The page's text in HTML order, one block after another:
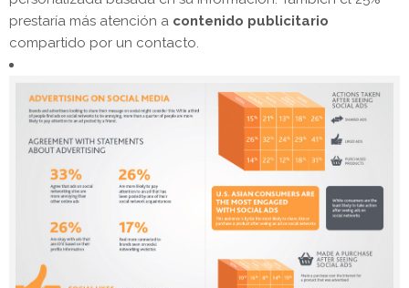
prestaría más atención a contenido publicitario
compartido por un contacto.